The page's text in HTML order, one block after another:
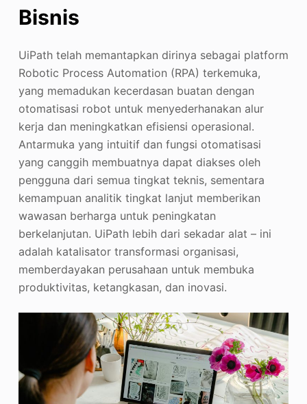
Bisnis
UiPath telah memantapkan dirinya sebagai platform
Robotic Process Automation (RPA) terkemuka,
yang memadukan kecerdasan buatan dengan
otomatisasi robot untuk menyederhanakan alur
kerja dan meningkatkan efisiensi operasional.
Antarmuka yang intuitif dan fungsi otomatisasi
yang canggih membuatnya dapat diakses oleh
pengguna dari semua tingkat teknis, sementara
kemampuan analitik tingkat lanjut memberikan
wawasan berharga untuk peningkatan
berkelanjutan. UiPath lebih dari sekadar alat – ini
adalah katalisator transformasi organisasi,
memberdayakan perusahaan untuk membuka
produktivitas, ketangkasan, dan inovasi.